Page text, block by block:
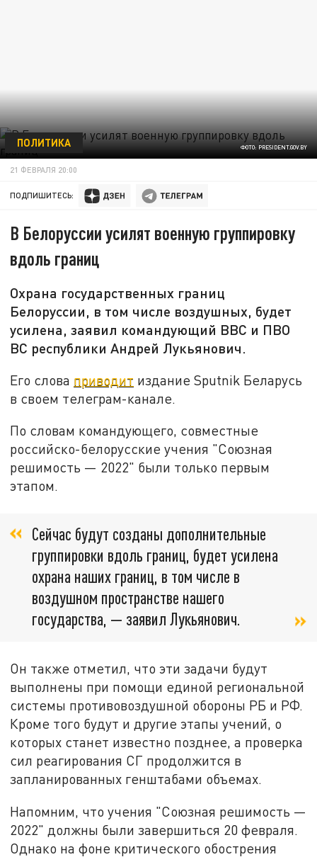
ФОТО: PRESIDENT.GOV.BY
ПОЛИТИКА
21 ФЕВРАЛЯ 20:00
ПОДПИШИТЕСЬ:
В Белоруссии усилят военную группировку
вдоль границ
Охрана государственных границ
Белоруссии, в том числе воздушных, будет
усилена, заявил командующий ВВС и ПВО
ВС республики Андрей Лукьянович.
Его слова приводит издание Sputnik Беларусь
в своем телеграм-канале.
По словам командующего, совместные
российско-белорусские учения "Союзная
решимость — 2022" были только первым
этапом.
Сейчас будут созданы дополнительные
группировки вдоль границ, будет усилена
охрана наших границ, в том числе в
воздушном пространстве нашего
государства, — заявил Лукьянович.
Он также отметил, что эти задачи будут
выполнены при помощи единой региональной
системы противовоздушной обороны РБ и РФ.
Кроме того будут и другие этапы учений, о
которых станет известно позднее, а проверка
сил реагирования СГ продолжится в
запланированных генштабами объемах.
Напомним, что учения "Союзная решимость —
2022" должны были завершиться 20 февраля.
Однако на фоне критического обострения